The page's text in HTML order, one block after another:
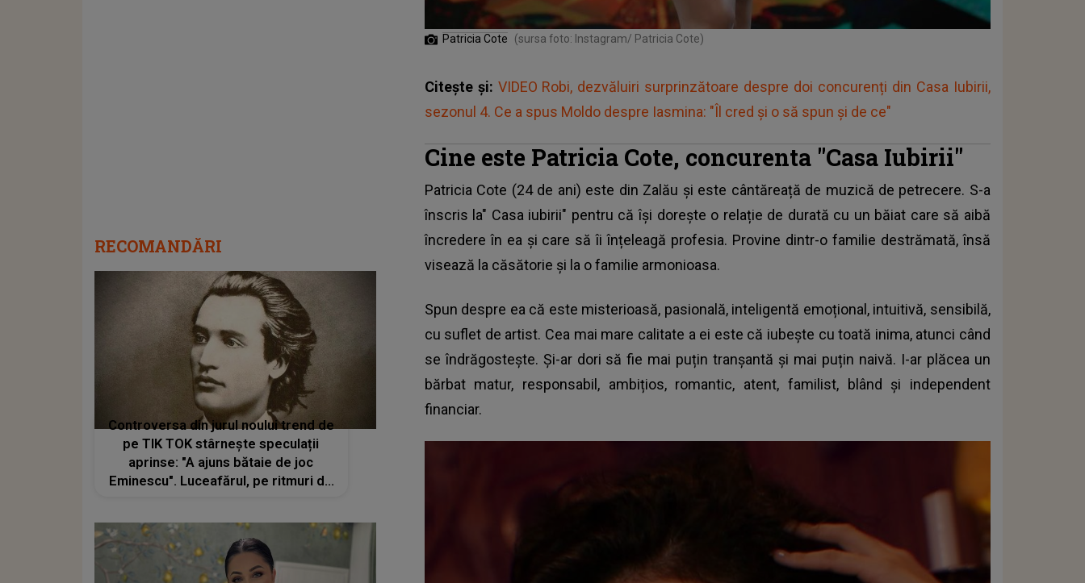
Patricia Cote (sursa foto: Instagram/ Patricia Cote)
Citește și: VIDEO Robi, dezvăluiri surprinzătoare despre doi concurenți din Casa Iubirii,
sezonul 4. Ce a spus Moldo despre Iasmina: "Îl cred și o să spun și de ce"
Cine este Patricia Cote, concurenta "Casa Iubirii"
Patricia Cote (24 de ani) este din Zalău și este cântăreață de muzică de petrecere. S-a
înscris la" Casa iubirii" pentru că își dorește o relație de durată cu un băiat care să aibă
încredere în ea și care să îi înțeleagă profesia. Provine dintr-o familie destrămată, însă
visează la căsătorie și la o familie armonioasa.
Spun despre ea că este misterioasă, pasională, inteligentă emoțional, intuitivă, sensibilă,
cu suflet de artist. Cea mai mare calitate a ei este că iubește cu toată inima, atunci când
se îndrăgostește. Și-ar dori să fie mai puțin tranșantă și mai puțin naivă. I-ar plăcea un
bărbat matur, responsabil, ambițios, romantic, atent, familist, blând și independent
financiar.
RECOMANDĂRI
Controversa din jurul noului trend de
pe TIK TOK stârnește speculații
aprinse: "A ajuns bătaie de joc
Eminescu". Luceafărul, pe ritmuri de